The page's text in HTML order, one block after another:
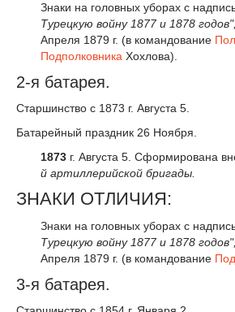
Знаки на головных уборах с
Турецкую войну 1877 и 1878 годов",
Апреля 1879 г. (в командование
Подполковника Хохлова).
2-я батарея.
Старшинство с 1873 г. Августа 5.
Батарейный праздник 26 Ноября.
1873 г. Августа 5. Сформирована
й артиллерийской бригады.
ЗНАКИ ОТЛИЧИЯ:
Знаки на головных уборах с
Турецкую войну 1877 и 1878 годов",
Апреля 1879 г. (в командование
3-я батарея.